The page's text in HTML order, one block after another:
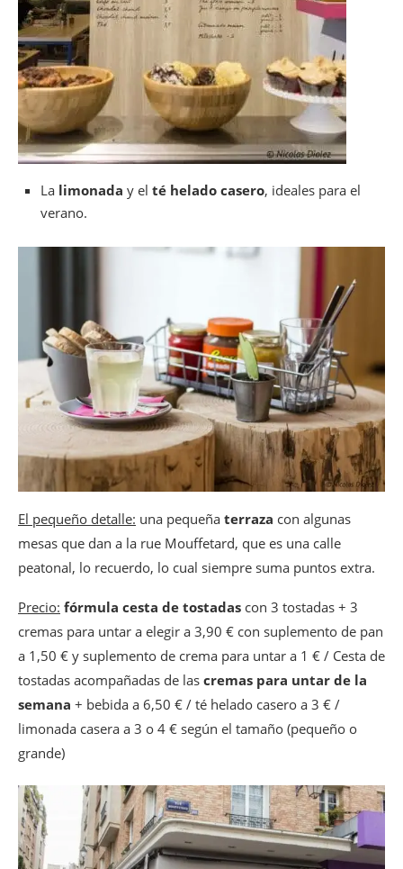
La limonada y el té helado casero, ideales para el
verano.
El pequeño detalle: una pequeña terraza con algunas
mesas que dan a la rue Mouffetard, que es una calle
peatonal, lo recuerdo, lo cual siempre suma puntos extra.
Precio: fórmula cesta de tostadas con 3 tostadas + 3
cremas para untar a elegir a 3,90 € con suplemento de pan
a 1,50 € y suplemento de crema para untar a 1 € / Cesta de
tostadas acompañadas de las cremas para untar de la
semana + bebida a 6,50 € / té helado casero a 3 € /
limonada casera a 3 o 4 € según el tamaño (pequeño o
grande)